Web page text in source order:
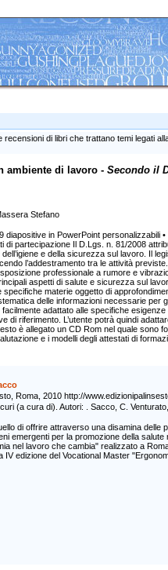
di libri che trattano temi legati
ambiente di lavoro - Secondo il
Stefano
diapositive in PowerPoint personalizzabili
di partecipazione Il D.Lgs. n. 81/2008
e della sicurezza sul lavoro. Il
l’addestramento tra le attività
professionale a rumore e
aspetti di salute e sicurezza sul
materie oggetto di
delle informazioni necessarie per
adattato alle specifiche
di riferimento. L’utente potrà quindi
è allegato un CD Rom nel quale sono
e i modelli degli attestati di
Roma, 2010 http://
(a cura di). Autori: . Sacco, C.
di offrire attraverso una disamina delle
emergenti per la promozione della
nel lavoro che cambia" realizzato a
IV edizione del Vocational Master